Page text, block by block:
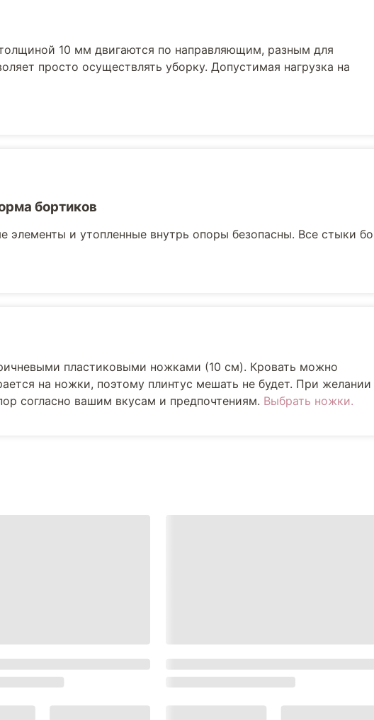
10 мм двигаются по направляющим, разным для
просто осуществлять уборку. Допустимая нагрузка на
бортиков
элементы и утопленные внутрь опоры безопасны. Все стыки
пластиковыми ножками (10 см). Кровать можно
на ножки, поэтому плинтус мешать не будет. При желании
согласно вашим вкусам и предпочтениям. Выбрать ножки.